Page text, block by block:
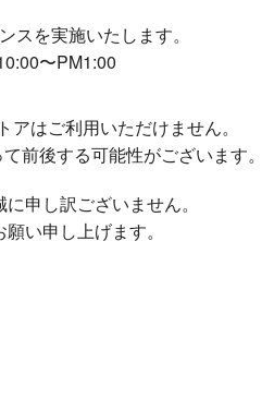
スを実施いたします。
〜PM1:00
アはご利用いただけません。
前後する可能性がございます。
に申し訳ございません。
い申し上げます。